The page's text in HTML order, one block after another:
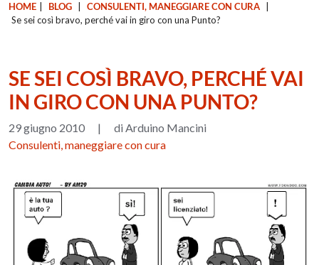
HOME BLOG CONSULENTI, MANEGGIARE CON CURA
Se sei così bravo, perché vai in giro con una Punto?
SE SEI COSÌ BRAVO, PERCHÉ VAI
IN GIRO CON UNA PUNTO?
29 giugno 2010 |
di Arduino Mancini
Consulenti, maneggiare con cura